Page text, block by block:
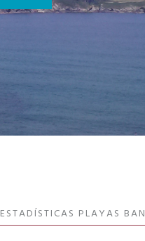
ESTADÍSTICAS PLAYAS